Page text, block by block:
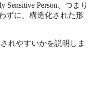
Person、つまり
ずに、構造化された形
れやすいかを説明しま